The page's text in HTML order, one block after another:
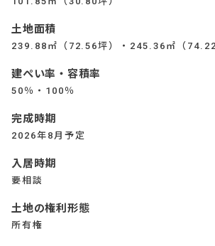
土地面積
239.88㎡（72.56坪）・245.36㎡（74.22
建ぺい率・容積率
50％・100％
完成時期
2026年8月予定
入居時期
要相談
土地の権利形態
所有権